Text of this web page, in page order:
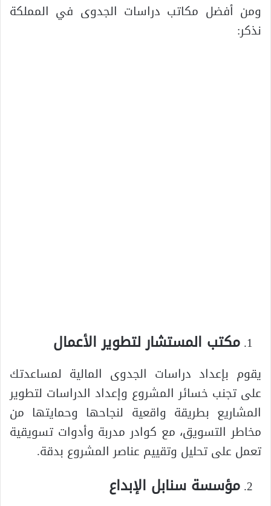
ومن أفضل مكاتب دراسات الجدوى في المملكة
نذكر:
مكتب المستشار لتطوير الأعمال
يقوم بإعداد دراسات الجدوى المالية لمساعدتك
على تجنب خسائر المشروع وإعداد الدراسات لتطوير
المشاريع بطريقة واقعية لنجاحها وحمايتها من
مخاطر التسويق، مع كوادر مدربة وأدوات تسويقية
تعمل على تحليل وتقييم عناصر المشروع بدقة.
مؤسسة سنابل الإبداع